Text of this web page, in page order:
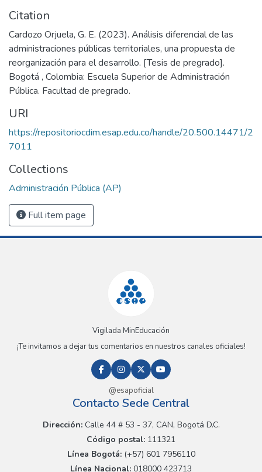
Citation
Cardozo Orjuela, G. E. (2023). Análisis diferencial de las
administraciones públicas territoriales, una propuesta de
reorganización para el desarrollo. [Tesis de pregrado].
Bogotá , Colombia: Escuela Superior de Administración
Pública. Facultad de pregrado.
URI
https://repositoriocdim.esap.edu.co/handle/20.500.14471/2
7011
Collections
Administración Pública (AP)
Full item page
Vigilada MinEducación
¡Te invitamos a dejar tus comentarios en nuestros canales oficiales!
@esapoficial
Contacto Sede Central
Dirección:Calle 44 # 53 - 37, CAN, Bogotá D.C.
Código postal: 111321
Línea Bogotá:(+57) 601 7956110
Línea Nacional: 018000 423713